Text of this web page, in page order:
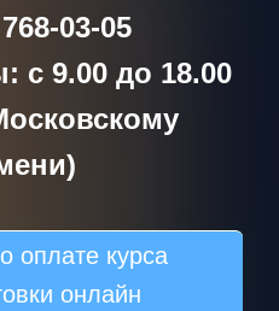
03-05
с 9.00 до 18.00
оплате курса
онлайн